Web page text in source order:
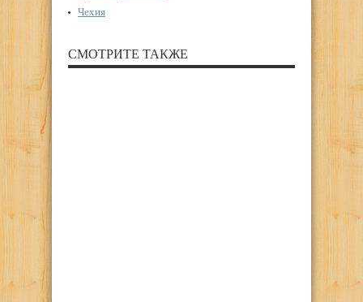
Чехия
СМОТРИТЕ ТАКЖЕ